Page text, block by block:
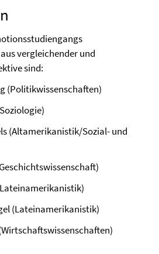
vergleichender und
sind:
(Politikwissenschaften)
(Altamerikanistik/Sozial- und
(Lateinamerikanistik)